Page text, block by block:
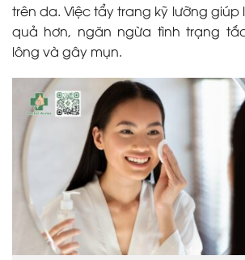
trên da. Việc tẩy trang kỹ lưỡng giúp
quả hơn, ngăn ngừa tình trạng
lông và gây mụn.